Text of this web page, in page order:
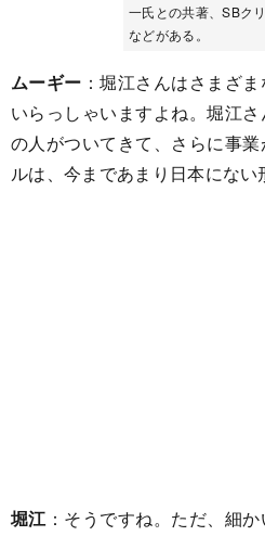
一氏との共著、SBク
などがある。
ムーギー ：堀江さんはさまざ
いらっしゃいますよね。堀江
の人がついてきて、さらに事
ルは、今まであまり日本にない
堀江：そうですね。ただ、細